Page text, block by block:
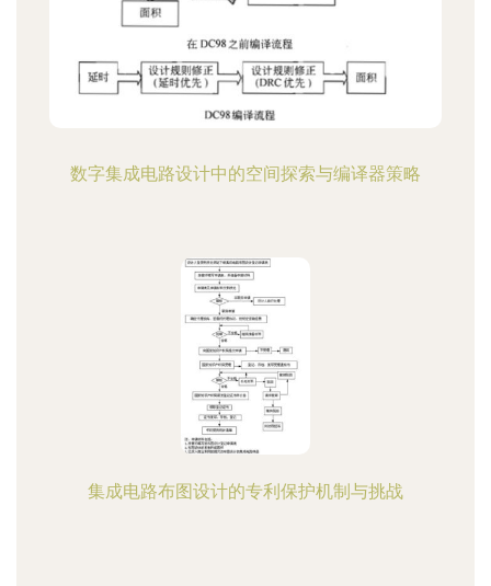
数字集成电路设计中的空间探索与编译器策略
集成电路布图设计的专利保护机制与挑战